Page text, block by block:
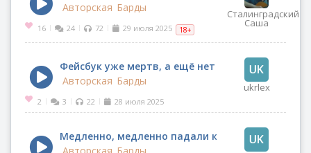
Сталинградский
Саша
Авторская Барды
16 | 24 | 72 | 29 июля 2025 18+
ukrlex
Фейсбук уже мертв, а ещё нет
Авторская Барды
2 | 3 | 22 | 28 июля 2025
Медленно, медленно падали капли с небес